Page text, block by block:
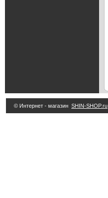
© Интернет - магазин SHIN-SHOP.ru